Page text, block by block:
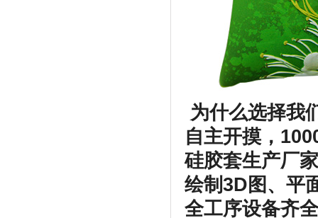
为什么选择我
自主开摸，
硅胶套生产厂
绘制3D图、平
全工序设备齐